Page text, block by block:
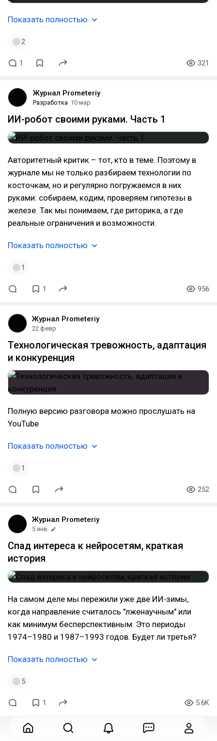
Показать полностью
2
1 321
Журнал Prometeriy
Разработка 10 мар
ИИ-робот своими руками. Часть 1
Авторитетный критик – тот, кто в теме. Поэтому в
журнале мы не только разбираем технологии по
косточкам, но и регулярно погружаемся в них
руками: собираем, кодим, проверяем гипотезы в
железе. Так мы понимаем, где риторика, а где
реальные ограничения и возможности.
Показать полностью
1
1 956
Журнал Prometeriy
22 февр
Технологическая тревожность, адаптация
и конкуренция
Полную версию разговора можно прослушать на
YouTube
Показать полностью
1
252
Журнал Prometeriy
5 янв
Спад интереса к нейросетям, краткая
история
На самом деле мы пережили уже две ИИ‑зимы,
когда направление считалось "лженаучным" или
как минимум бесперспективным. Это периоды
1974–1980 и 1987–1993 годов. Будет ли третья?
Показать полностью
5
1 5.6K